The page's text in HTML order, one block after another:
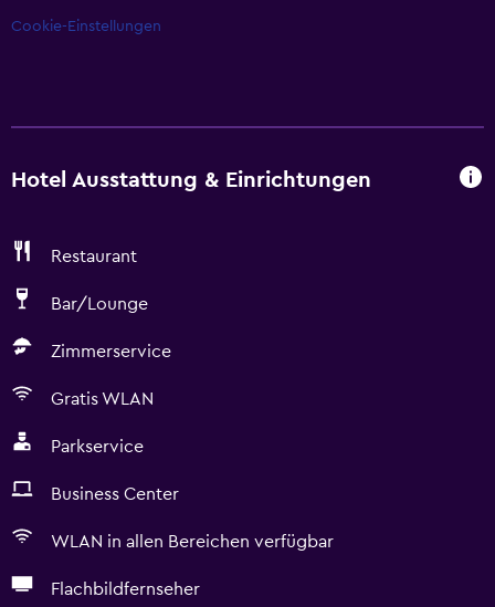
Cookie-Einstellungen
Hotel Ausstattung & Einrichtungen
Restaurant
Bar/Lounge
Zimmerservice
Gratis WLAN
Parkservice
Business Center
WLAN in allen Bereichen verfügbar
Flachbildfernseher